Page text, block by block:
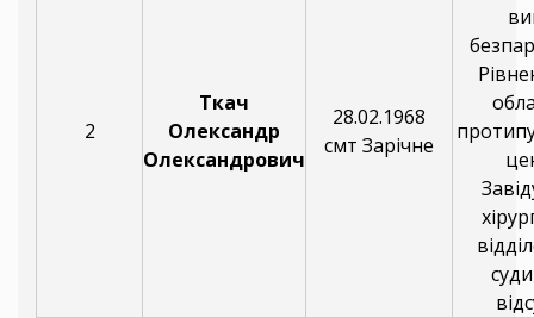
2
Ткач
Олександр
Олександрович
28.02.1968
смт Зарічне